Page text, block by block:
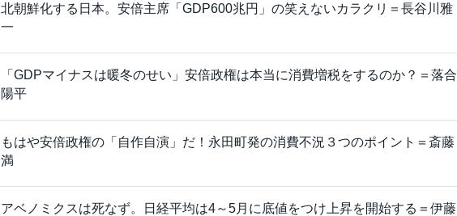
北朝鮮化する日本。安倍主席「GDP600兆円」の笑えないカラクリ＝長谷川雅
一
「GDPマイナスは暖冬のせい」安倍政権は本当に消費増税をするのか？＝落合
陽平
もはや安倍政権の「自作自演」だ！永田町発の消費不況３つのポイント＝斎藤
満
アベノミクスは死なず。日経平均は4～5月に底値をつけ上昇を開始する＝伊藤